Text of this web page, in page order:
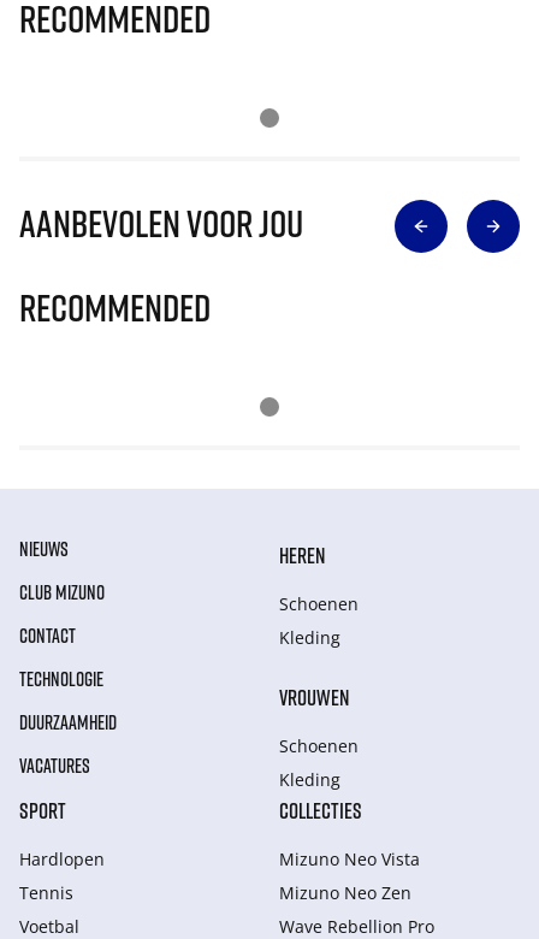
Recommended
Aanbevolen voor jou
Recommended
NIEUWS
CLUB MIZUNO
CONTACT
TECHNOLOGIE
DUURZAAMHEID
VACATURES
HEREN
Schoenen
Kleding
VROUWEN
Schoenen
Kleding
SPORT
Hardlopen
Tennis
Voetbal
COLLECTIES
Mizuno Neo Vista
Mizuno Neo Zen
Wave Rebellion Pro